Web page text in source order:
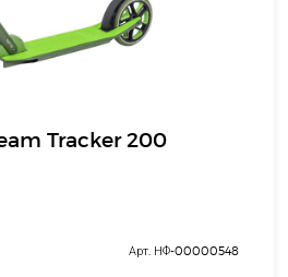
Tracker 200
Арт. НФ-00000548